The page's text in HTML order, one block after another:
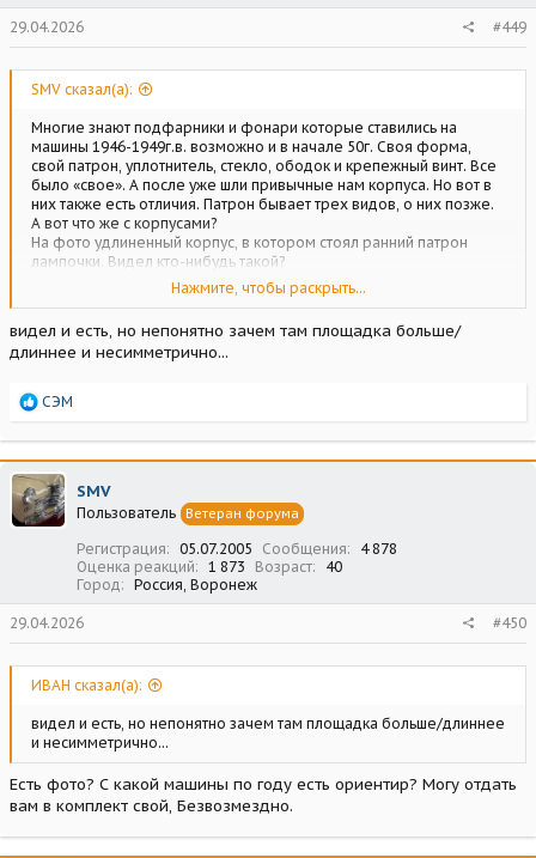
29.04.2026 #449
SMV сказал(а):
Многие знают подфарники и фонари которые ставились на
машины 1946-1949г.в. возможно и в начале 50г. Своя форма,
свой патрон, уплотнитель, стекло, ободок и крепежный винт. Все
было «свое». А после уже шли привычные нам корпуса. Но вот в
них также есть отличия. Патрон бывает трех видов, о них позже.
А вот что же с корпусами?
На фото удлиненный корпус, в котором стоял ранний патрон
лампочки. Видел кто-нибудь такой?
Посмотреть вложение 234803
Нажмите, чтобы раскрыть...
видел и есть, но непонятно зачем там площадка больше/
длиннее и несимметрично...
Р
а
к
ц
и
и
СЭМ
SMV
Пользователь Ветеран форума
Регистрация 05.07.2005 Сообщения
4 878
Оценка реакций
1 873 Возраст
40
Город
Россия, Воронеж
29.04.2026 #450
ИВАН сказал(а):
видел и есть, но непонятно зачем там площадка больше/длиннее
и несимметрично...
Есть фото? С какой машины по году есть ориентир? Могу отдать
вам в комплект свой, Безвозмездно.